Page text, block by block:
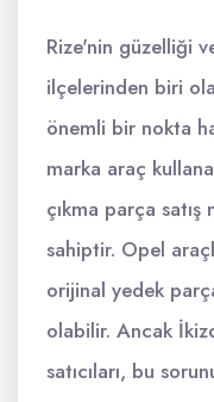
Rize'nin güzelliği
ilçelerinden biri
önemli bir nokta
marka araç
çıkma parça
sahiptir. Opel
orijinal yedek
olabilir. Ancak
satıcıları, bu